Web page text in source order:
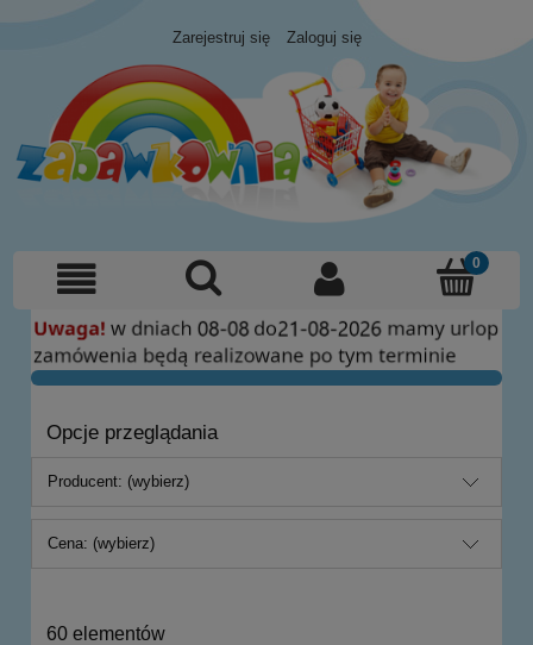
Zarejestruj się Zaloguj się
Opcje przeglądania
Producent: (wybierz)
Cena: (wybierz)
60 elementów